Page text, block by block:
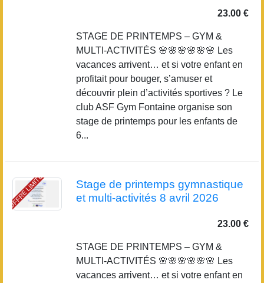
23.00 €
STAGE DE PRINTEMPS – GYM &
MULTI-ACTIVITÉS 🌸🌸🌸🌸🌸🌸 Les
vacances arrivent… et si votre enfant en
profitait pour bouger, s’amuser et
découvrir plein d’activités sportives ? Le
club ASF Gym Fontaine organise son
stage de printemps pour les enfants de
6...
OFFRE LIMITÉE
Stage de printemps gymnastique
et multi-activités 8 avril 2026
23.00 €
STAGE DE PRINTEMPS – GYM &
MULTI-ACTIVITÉS 🌸🌸🌸🌸🌸🌸 Les
vacances arrivent… et si votre enfant en